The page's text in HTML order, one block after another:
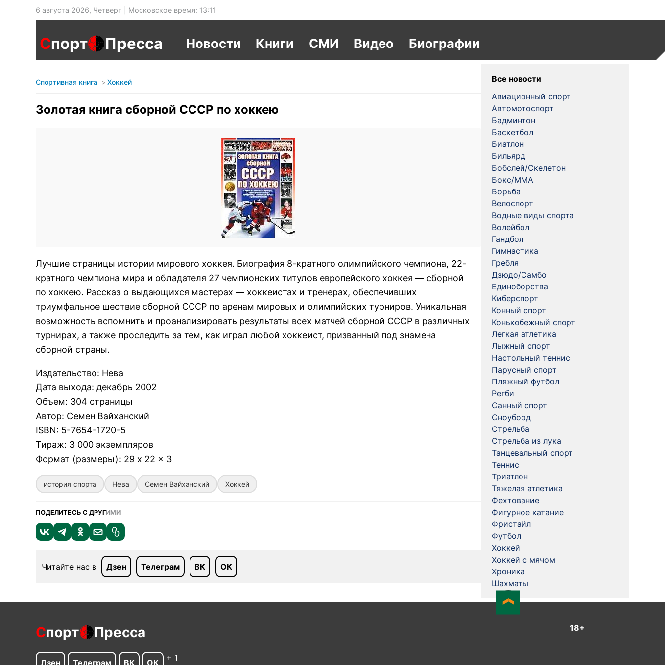
6 августа 2026, Четверг | Московское время: 13:11
Спорт Пресса Новости Книги СМИ Видео Биографии
Спортивная книга Хоккей
Золотая книга сборной СССР по хоккею
Лучшие страницы истории мирового хоккея. Биография 8-кратного олимпийского чемпиона, 22-
кратного чемпиона мира и обладателя 27 чемпионских титулов европейского хоккея — сборной
по хоккею. Рассказ о выдающихся мастерах — хоккеистах и тренерах, обеспечивших
триумфальное шествие сборной СССР по аренам мировых и олимпийских турниров. Уникальная
возможность вспомнить и проанализировать результаты всех матчей сборной СССР в различных
турнирах, а также проследить за тем, как играл любой хоккеист, призванный под знамена
сборной страны.
Издательство: Нева
Дата выхода: декабрь 2002
Объем: 304 страницы
Автор: Семен Вайханский
ISBN: 5-7654-1720-5
Тираж: 3 000 экземпляров
Формат (размеры): 29 x 22 x 3
история спорта Нева Семен Вайханский Хоккей
ПОДЕЛИТЕСЬ С ДРУГИМИ
Читайте нас в Дзен Телеграм ВК ОК
Все новости
Авиационный спорт
Автомотоспорт
Бадминтон
Баскетбол
Биатлон
Бильярд
Бобслей/Скелетон
Бокс/MMA
Борьба
Велоспорт
Водные виды спорта
Волейбол
Гандбол
Гимнастика
Гребля
Дзюдо/Самбо
Единоборства
Киберспорт
Конный спорт
Конькобежный спорт
Легкая атлетика
Лыжный спорт
Настольный теннис
Парусный спорт
Пляжный футбол
Регби
Санный спорт
Сноуборд
Стрельба
Стрельба из лука
Танцевальный спорт
Теннис
Триатлон
Тяжелая атлетика
Фехтование
Фигурное катание
Фристайл
Футбол
Хоккей
Хоккей с мячом
Хроника
Шахматы
Спорт Пресса 18+
Дзен Телеграм ВК ОК + 1